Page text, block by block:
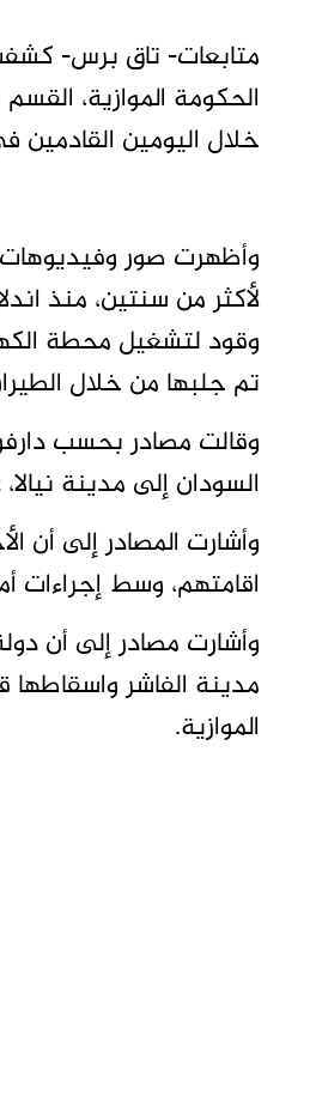
متابعات- تاق برس- كشفت
الحكومة الموازية،
خلال اليومين القادمين
وأظهرت صور وفيديوهات
وقود لتشغيل محطة
تم جلبها من خلال
السودان إلى مدينة
وأشارت المصادر إلى أن
اقامتهم، وسط إجراءات
وأشارت مصادر إلى أن
مدينة الفاشر
الموازية.